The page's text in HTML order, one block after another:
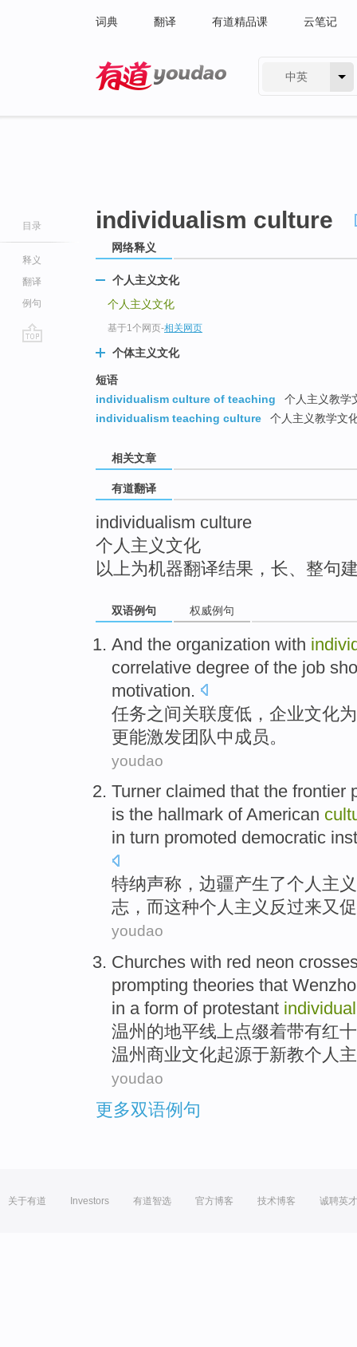
词典 翻译 有道精品课 云笔记
中英
目录
释义
翻译
例句
individualism culture
网络释义
个人主义文化
个人主义文化
基于1个网页-相关网页
个体主义文化
短语
individualism culture of teaching
个人主义教学
individualism teaching culture
个人主义教学文
相关文章
有道翻译
individualism culture
个人主义文化
以上为机器翻译结果，长、整句
双语例句 权威例句
And the organization with
correlative degree ofthe job
motivation.
任务之间关联度低 ， 企业文化
更能激发团队中成员。
youdao
Turner claimed that the frontier
is the hallmark of American
in turn promoted democratic
特纳声称 ， 边疆产生了个人主义
志 ， 而这种个人主义 反过来又
youdao
Churches with red neon
prompting theories that
in a form of protestant
温州 的地平线上点缀着带有红
温州 商业文化起源于新教个人
youdao
更多双语例句
关于有道 Investors 有道智选 官方博客 技术博客 诚聘英才